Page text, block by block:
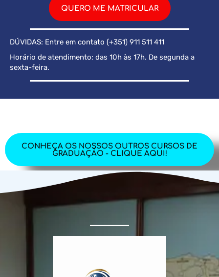
QUERO ME MATRICULAR
DÚVIDAS: Entre em contato (+351) 911 511 411
Horário de atendimento: das 10h às 17h. De segunda a
sexta-feira.
CONHEÇA OS NOSSOS OUTROS CURSOS DE
GRADUAÇÃO - CLIQUE AQUI!